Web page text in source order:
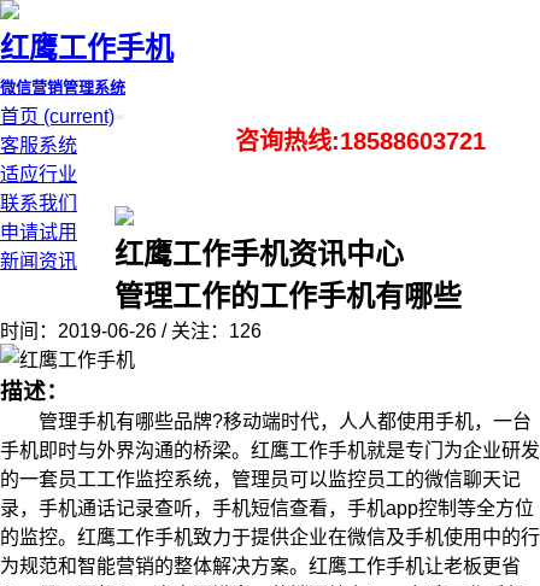
红鹰工作手机
微信营销管理系统
首页 (current)
客服系统
适应行业
联系我们
申请试用
新闻资讯
咨询热线:18588603721
红鹰工作手机资讯中心
管理工作的工作手机有哪些
时间：2019-06-26 / 关注：126
描述：
管理手机有哪些品牌?移动端时代，人人都使用手机，一台
手机即时与外界沟通的桥梁。红鹰工作手机就是专门为企业研发
的一套员工工作监控系统，管理员可以监控员工的微信聊天记
录，手机通话记录查听，手机短信查看，手机app控制等全方位
的监控。红鹰工作手机致力于提供企业在微信及手机使用中的行
为规范和智能营销的整体解决方案。红鹰工作手机让老板更省